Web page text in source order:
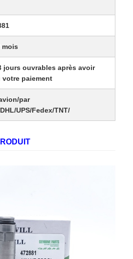
mois
jours ouvrables après avoir
votre paiement
par
UPS/Fedex/TNT/
PLN, TRY, AUD, JPY,
du Sud, Afrique, Moyen-